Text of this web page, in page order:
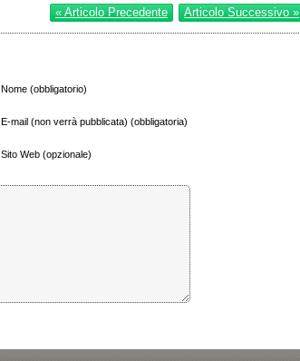
« Articolo Precedente Articolo Successivo »
Nome (obbligatorio)
E-mail (non verrà pubblicata) (obbligatoria)
Sito Web (opzionale)